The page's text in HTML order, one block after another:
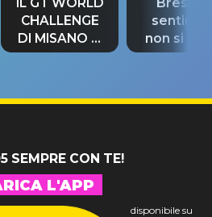
IL GT WORLD
CHALLENGE
DI MISANO si
riconferma
Bresh:
non si
fino alla
SEMPRE CON TE!
L'APP
disponibile su